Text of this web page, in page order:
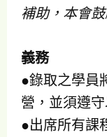
補助，本會
義務
●錄取之學員
營，並須遵守
●出席所有課